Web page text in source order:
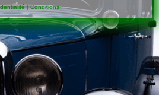
|Conditions